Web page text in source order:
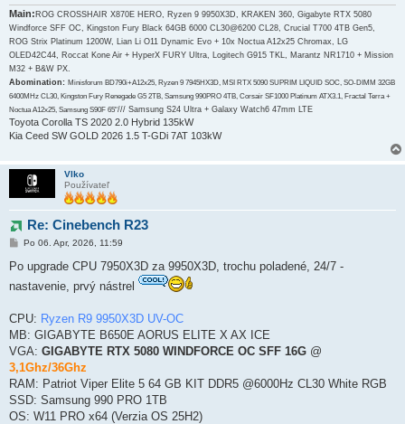
Main: ROG CROSSHAIR X870E HERO, Ryzen 9 9950X3D, KRAKEN 360, Gigabyte RTX 5080
Windforce SFF OC, Kingston Fury Black 64GB 6000 CL30@6200 CL28, Crucial T700 4TB Gen5,
ROG Strix Platinum 1200W, Lian Li O11 Dynamic Evo + 10x Noctua A12x25 Chromax, LG
OLED42C44, Roccat Kone Air + HyperX FURY Ultra, Logitech G915 TKL, Marantz NR1710 + Mission
M32 + B&W PX.
Abomination: Minisforum BD790i+A12x25, Ryzen 9 7945HX3D, MSI RTX 5090 SUPRIM LIQUID SOC, SO-DIMM 32GB
6400MHz CL30, Kingston Fury Renegade G5 2TB, Samsung 990PRO 4TB, Corsair SF1000 Platinum ATX3.1, Fractal Terra +
Noctua A12x25, Samsung S90F 65"/// Samsung S24 Ultra + Galaxy Watch6 47mm LTE
Toyota Corolla TS 2020 2.0 Hybrid 135kW
Kia Ceed SW GOLD 2026 1.5 T-GDi 7AT 103kW
Vlko
Používateľ
Re: Cinebench R23
P
í
p
o
k
Po 06. Apr, 2026, 11:59
Po upgrade CPU 7950X3D za 9950X3D, trochu poladené, 24/7 -
nastavenie, prvý nástrel
CPU: Ryzen R9 9950X3D UV-OC
MB: GIGABYTE B650E AORUS ELITE X AX ICE
VGA: GIGABYTE RTX 5080 WINDFORCE OC SFF 16G @
3,1Ghz/36Ghz
RAM: Patriot Viper Elite 5 64 GB KIT DDR5 @6000Hz CL30 White RGB
SSD: Samsung 990 PRO 1TB
OS: W11 PRO x64 (Verzia OS 25H2)